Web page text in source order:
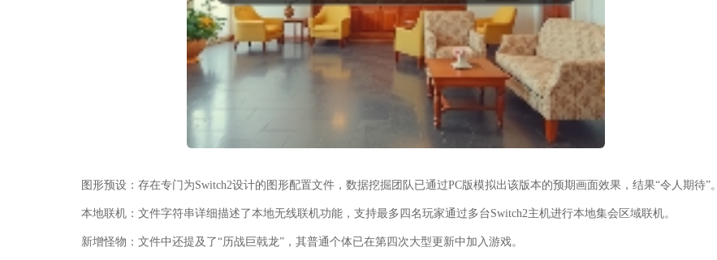
图形预设： 存在专门为Switch2设计的图形配置文件，数据挖掘团队已通过PC版模拟出该版本的预期画面效果，结果“令人期待”。
本地联机 ：文件字符串详细描述了本地无线联机功能，支持最多四名玩家通过多台Switch2主机进行本地集会区域联机。
新增怪物： 文件中还提及了“历战巨戟龙”，其普通个体已在第四次大型更新中加入游戏。